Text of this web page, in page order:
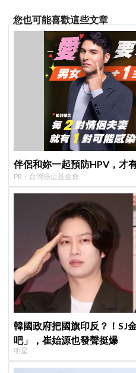
您也可能喜歡這些文章
伴侶和妳一起預防HPV，才
PR・台灣癌症基金會
韓國政府把國旗印反？！SJ
吧」，崔始源也發聲挺爆
明星